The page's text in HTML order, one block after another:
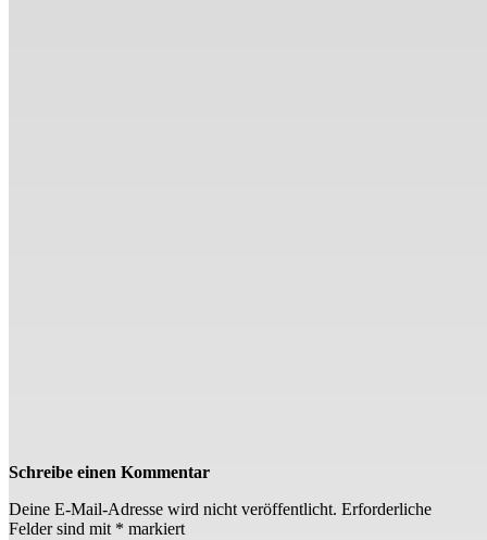
Schreibe einen Kommentar
Deine E-Mail-Adresse wird nicht veröffentlicht. Erforderliche
Felder sind mit * markiert